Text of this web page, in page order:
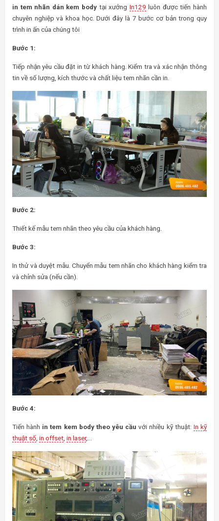
in tem nhãn dán kem bodytại xưởng In129 luôn được tiến hành
chuyên nghiệp và khoa học. Dưới đây là 7 bước cơ bản trong quy
trình in ấn của chúng tôi
Bước 1:
Tiếp nhận yêu cầu đặt in từ khách hàng. Kiểm tra và xác nhận thông
tin về số lượng, kích thước và chất liệu tem nhãn cần in.
Bước 2:
Thiết kế mẫu tem nhãn theo yêu cầu của khách hàng.
Bước 3:
In thử và duyệt mẫu. Chuyển mẫu tem nhãn cho khách hàng kiểm tra
và chỉnh sửa (nếu cần).
Bước 4:
Tiến hành in tem kem body theo yêu cầu với nhiều kỹ thuật: In kỹ
thuật số in offset in laser,…